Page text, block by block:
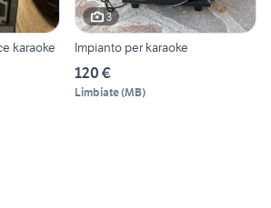
karaoke
3
Impianto per karaoke
120 €
Limbiate(MB)